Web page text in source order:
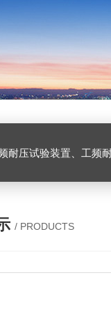
压试验台、高压耐压试验装置、交流耐压试验装置 、交直流
/ PRODUCTS